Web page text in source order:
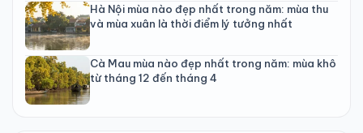
Hà Nội mùa nào đẹp nhất trong năm: mùa thu
và mùa xuân là thời điểm lý tưởng nhất
Cà Mau mùa nào đẹp nhất trong năm: mùa khô
từ tháng 12 đến tháng 4